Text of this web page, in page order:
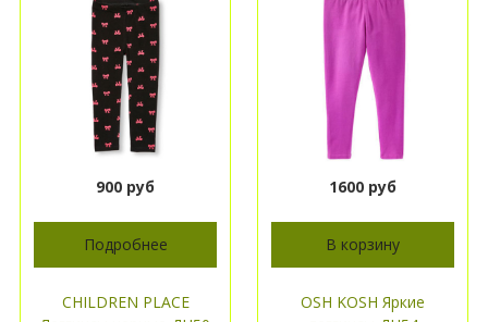
900 руб
Подробнее
CHILDREN PLACE
1600 руб
В корзину
OSH KOSH Яркие